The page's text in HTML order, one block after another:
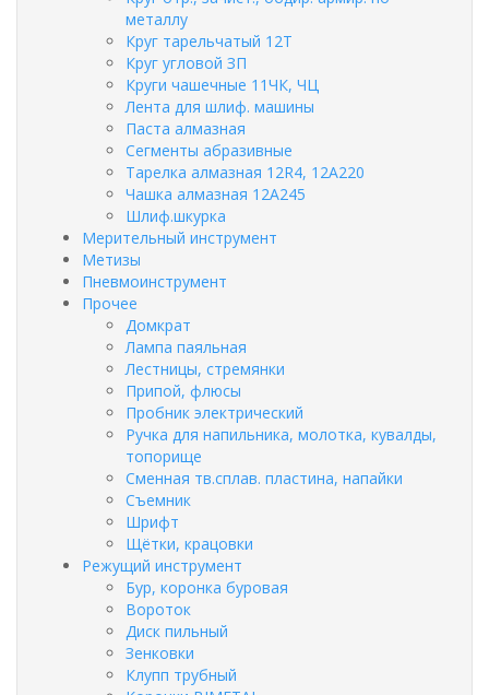
металлу
Круг тарельчатый 12Т
Круг угловой ЗП
Круги чашечные 11ЧК, ЧЦ
Лента для шлиф. машины
Паста алмазная
Сегменты абразивные
Тарелка алмазная 12R4, 12А220
Чашка алмазная 12А245
Шлиф.шкурка
Мерительный инструмент
Метизы
Пневмоинструмент
Прочее
Домкрат
Лампа паяльная
Лестницы, стремянки
Припой, флюсы
Пробник электрический
Ручка для напильника, молотка, кувалды,
топорище
Сменная тв.сплав. пластина, напайки
Съемник
Шрифт
Щётки, крацовки
Режущий инструмент
Бур, коронка буровая
Вороток
Диск пильный
Зенковки
Клупп трубный